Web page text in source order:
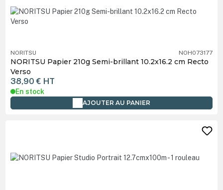
NORITSU NOH073177
NORITSU Papier 210g Semi-brillant 10.2x16.2 cm Recto
Verso
38,90 € HT
En stock
AJOUTER AU PANIER